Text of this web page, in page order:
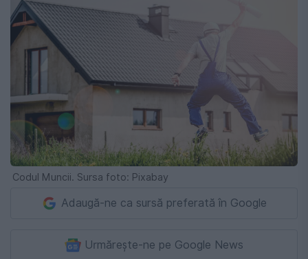
Codul Muncii. Sursa foto: Pixabay
Adaugă-ne ca sursă preferată în Google
Urmărește-ne pe Google News